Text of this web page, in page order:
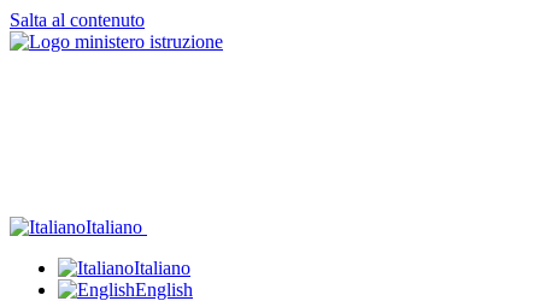
Salta al contenuto
Italiano
Italiano
English